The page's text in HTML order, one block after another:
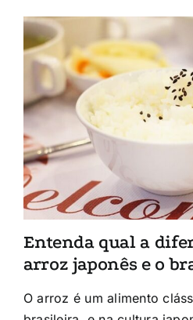
Entenda qual a
arroz japonês e o
O arroz é um alimento